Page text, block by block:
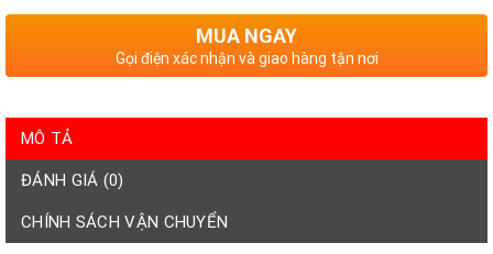
MUA NGAY
Gọi điện xác nhận và giao hàng tận nơi
MÔ TẢ
ĐÁNH GIÁ (0)
CHÍNH SÁCH VẬN CHUYỂN